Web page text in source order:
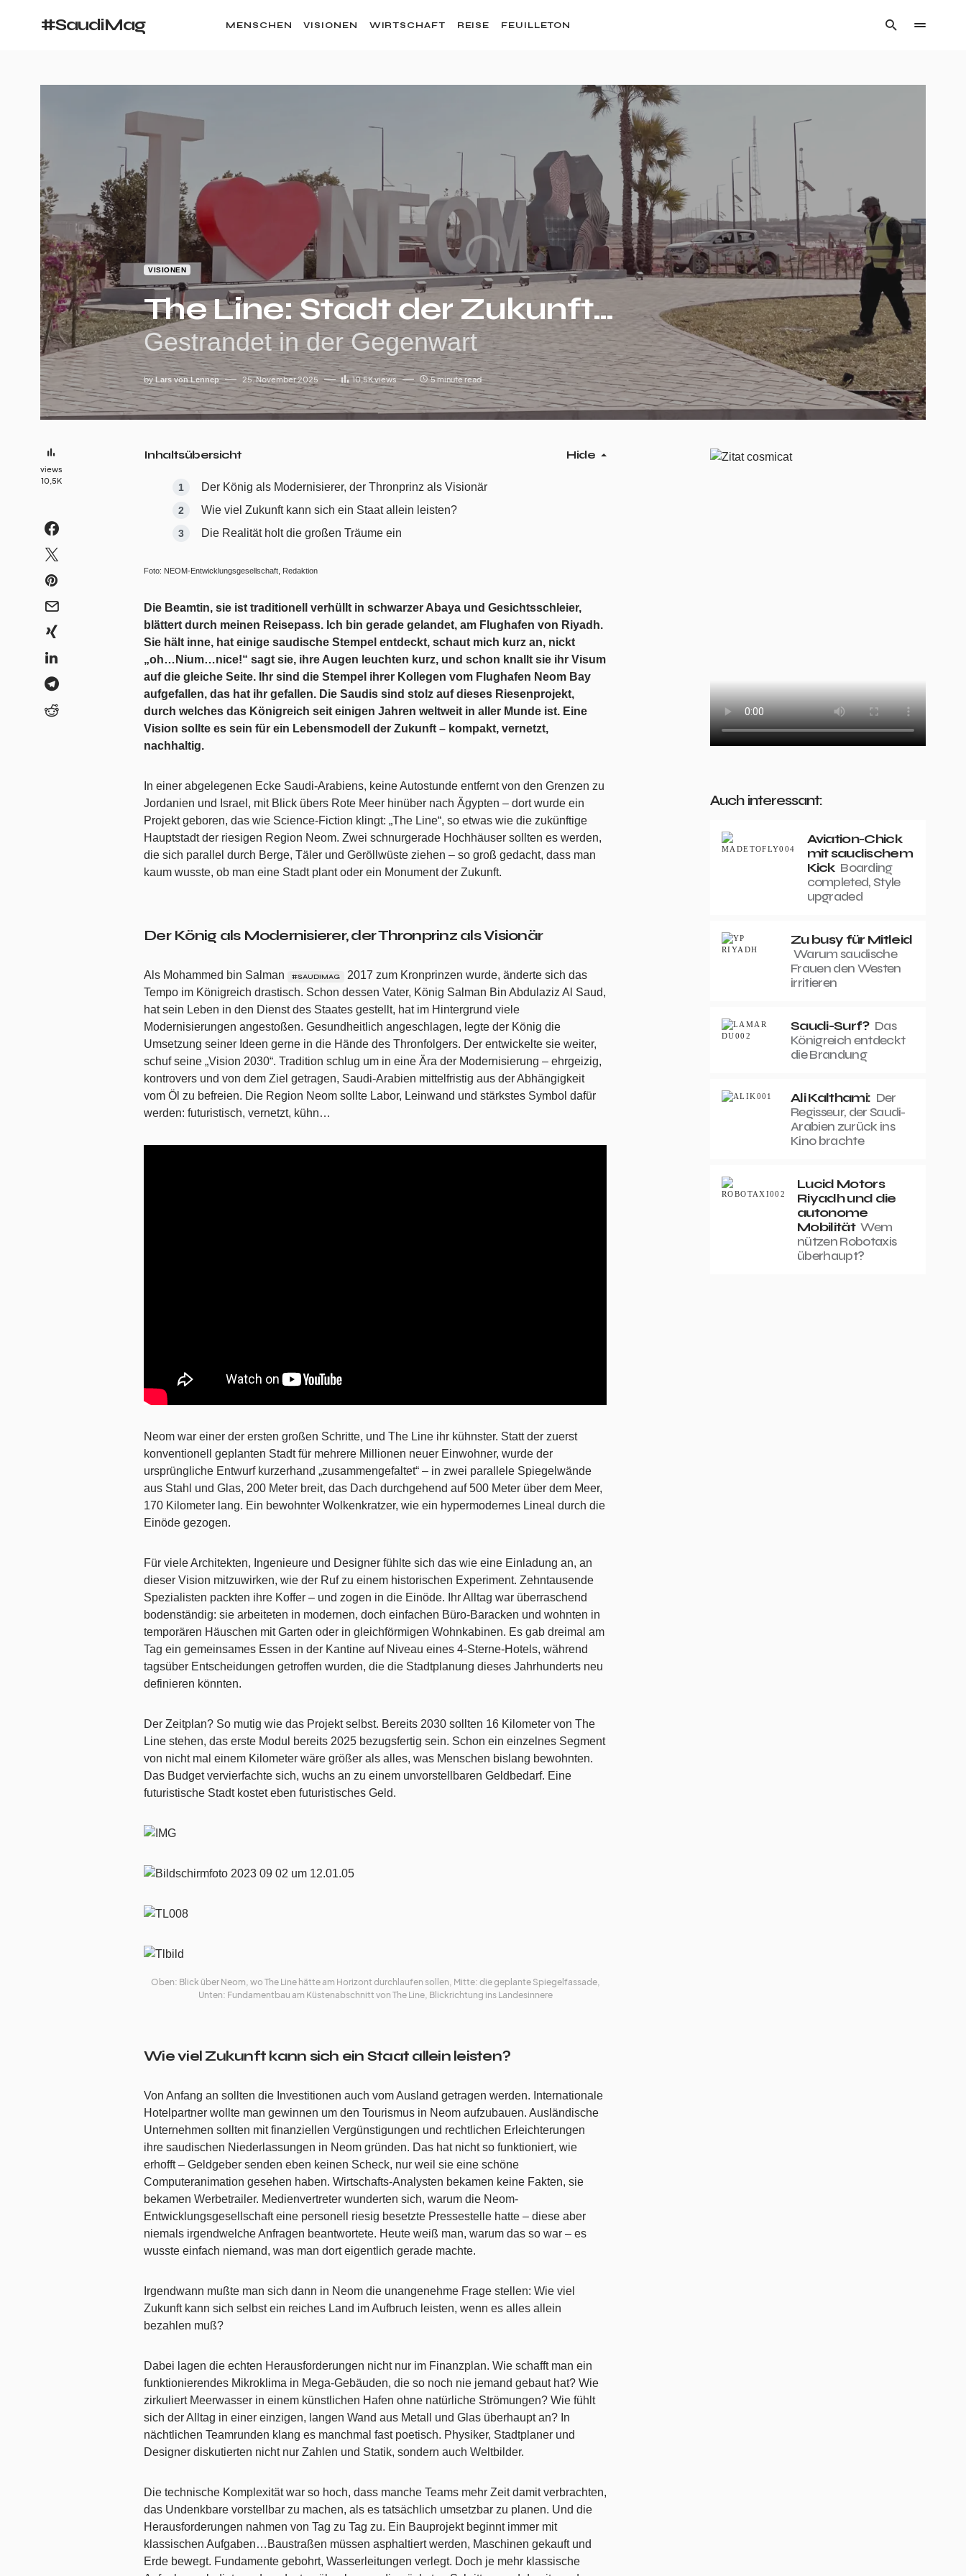
#SaudiMag MENSCHEN VISIONEN WIRTSCHAFT REISE FEUILLETON
VISIONEN
The Line: Stadt der Zukunft…
Gestrandet in der Gegenwart
by Lars von Lennep 25. November 2025 10,5Kviews 5 minute read
10,5K
views
Inhaltsübersicht Hide
Der König als Modernisierer, der Thronprinz als Visionär
Wie viel Zukunft kann sich ein Staat allein leisten?
Die Realität holt die großen Träume ein
Foto: NEOM-Entwicklungsgesellschaft, Redaktion
Die Beamtin, sie ist traditionell verhüllt in schwarzer Abaya und Gesichtsschleier,
blättert durch meinen Reisepass. Ich bin gerade gelandet, am Flughafen von Riyadh.
Sie hält inne, hat einige saudische Stempel entdeckt, schaut mich kurz an, nickt
„oh…Nium…nice!“ sagt sie, ihre Augen leuchten kurz, und schon knallt sie ihr Visum
auf die gleiche Seite. Ihr sind die Stempel ihrer Kollegen vom Flughafen Neom Bay
aufgefallen, das hat ihr gefallen. Die Saudis sind stolz auf dieses Riesenprojekt,
durch welches das Königreich seit einigen Jahren weltweit in aller Munde ist. Eine
Vision sollte es sein für ein Lebensmodell der Zukunft – kompakt, vernetzt,
nachhaltig.
In einer abgelegenen Ecke Saudi-Arabiens, keine Autostunde entfernt von den Grenzen zu
Jordanien und Israel, mit Blick übers Rote Meer hinüber nach Ägypten – dort wurde ein
Projekt geboren, das wie Science-Fiction klingt: „The Line“, so etwas wie die zukünftige
Hauptstadt der riesigen Region Neom. Zwei schnurgerade Hochhäuser sollten es werden,
die sich parallel durch Berge, Täler und Geröllwüste ziehen – so groß gedacht, dass man
kaum wusste, ob man eine Stadt plant oder ein Monument der Zukunft.
Der König als Modernisierer, der Thronprinz als Visionär
Als Mohammed bin Salman #SAUDIMAG
2017 zum Kronprinzen wurde, änderte sich das
Tempo im Königreich drastisch. Schon dessen Vater, König Salman Bin Abdulaziz Al Saud,
hat sein Leben in den Dienst des Staates gestellt, hat im Hintergrund viele
Modernisierungen angestoßen. Gesundheitlich angeschlagen, legte der König die
Umsetzung seiner Ideen gerne in die Hände des Thronfolgers. Der entwickelte sie weiter,
schuf seine „Vision 2030“. Tradition schlug um in eine Ära der Modernisierung – ehrgeizig,
kontrovers und von dem Ziel getragen, Saudi-Arabien mittelfristig aus der Abhängigkeit
vom Öl zu befreien. Die Region Neom sollte Labor, Leinwand und stärkstes Symbol dafür
werden: futuristisch, vernetzt, kühn…
Neom war einer der ersten großen Schritte, und The Line ihr kühnster. Statt der zuerst
konventionell geplanten Stadt für mehrere Millionen neuer Einwohner, wurde der
ursprüngliche Entwurf kurzerhand „zusammengefaltet“ – in zwei parallele Spiegelwände
aus Stahl und Glas, 200 Meter breit, das Dach durchgehend auf 500 Meter über dem Meer,
170 Kilometer lang. Ein bewohnter Wolkenkratzer, wie ein hypermodernes Lineal durch die
Einöde gezogen.
Für viele Architekten, Ingenieure und Designer fühlte sich das wie eine Einladung an, an
dieser Vision mitzuwirken, wie der Ruf zu einem historischen Experiment. Zehntausende
Spezialisten packten ihre Koffer – und zogen in die Einöde. Ihr Alltag war überraschend
bodenständig: sie arbeiteten in modernen, doch einfachen Büro-Baracken und wohnten in
temporären Häuschen mit Garten oder in gleichförmigen Wohnkabinen. Es gab dreimal am
Tag ein gemeinsames Essen in der Kantine auf Niveau eines 4-Sterne-Hotels, während
tagsüber Entscheidungen getroffen wurden, die die Stadtplanung dieses Jahrhunderts neu
definieren könnten.
Der Zeitplan? So mutig wie das Projekt selbst. Bereits 2030 sollten 16 Kilometer von The
Line stehen, das erste Modul bereits 2025 bezugsfertig sein. Schon ein einzelnes Segment
von nicht mal einem Kilometer wäre größer als alles, was Menschen bislang bewohnten.
Das Budget vervierfachte sich, wuchs an zu einem unvorstellbaren Geldbedarf. Eine
futuristische Stadt kostet eben futuristisches Geld.
Oben: Blick über Neom, wo The Line hätte am Horizont durchlaufen sollen, Mitte: die geplante Spiegelfassade,
Unten: Fundamentbau am Küstenabschnitt von The Line, Blickrichtung ins Landesinnere
Wie viel Zukunft kann sich ein Staat allein leisten?
Von Anfang an sollten die Investitionen auch vom Ausland getragen werden. Internationale
Hotelpartner wollte man gewinnen um den Tourismus in Neom aufzubauen. Ausländische
Unternehmen sollten mit finanziellen Vergünstigungen und rechtlichen Erleichterungen
ihre saudischen Niederlassungen in Neom gründen. Das hat nicht so funktioniert, wie
erhofft – Geldgeber senden eben keinen Scheck, nur weil sie eine schöne
Computeranimation gesehen haben. Wirtschafts-Analysten bekamen keine Fakten, sie
bekamen Werbetrailer. Medienvertreter wunderten sich, warum die Neom-
Entwicklungsgesellschaft eine personell riesig besetzte Pressestelle hatte – diese aber
niemals irgendwelche Anfragen beantwortete. Heute weiß man, warum das so war – es
wusste einfach niemand, was man dort eigentlich gerade machte.
Irgendwann mußte man sich dann in Neom die unangenehme Frage stellen: Wie viel
Zukunft kann sich selbst ein reiches Land im Aufbruch leisten, wenn es alles allein
bezahlen muß?
Dabei lagen die echten Herausforderungen nicht nur im Finanzplan. Wie schafft man ein
funktionierendes Mikroklima in Mega-Gebäuden, die so noch nie jemand gebaut hat? Wie
zirkuliert Meerwasser in einem künstlichen Hafen ohne natürliche Strömungen? Wie fühlt
sich der Alltag in einer einzigen, langen Wand aus Metall und Glas überhaupt an? In
nächtlichen Teamrunden klang es manchmal fast poetisch. Physiker, Stadtplaner und
Designer diskutierten nicht nur Zahlen und Statik, sondern auch Weltbilder.
Die technische Komplexität war so hoch, dass manche Teams mehr Zeit damit verbrachten,
das Undenkbare vorstellbar zu machen, als es tatsächlich umsetzbar zu planen. Und die
Herausforderungen nahmen von Tag zu Tag zu. Ein Bauprojekt beginnt immer mit
klassischen Aufgaben…Baustraßen müssen asphaltiert werden, Maschinen gekauft und
Erde bewegt. Fundamente gebohrt, Wasserleitungen verlegt. Doch je mehr klassische
Auch interessant:
Aviation-Chick
mit saudischem
Kick Boarding
completed, Style
upgraded
Zu busy für Mitleid
Warum saudische
Frauen den Westen
irritieren
Saudi-Surf? Das
Königreich entdeckt
die Brandung
Ali Kalthami: Der
Regisseur, der Saudi-
Arabien zurück ins
Kino brachte
Lucid Motors
Riyadh und die
autonome
Mobilität Wem
nützen Robotaxis
überhaupt?